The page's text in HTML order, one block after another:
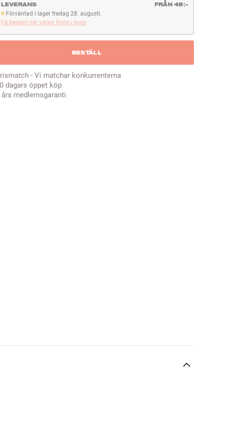
Förväntad i lager fredag 28. augusti.
Förväntad i lager fredag 28. augusti.
Få besked när varan finns i lager
LEVERANS FRÅN 49:-
BESTÄLL
- Vi matchar konkurrenterna
dagars öppet köp
års medlemsgaranti